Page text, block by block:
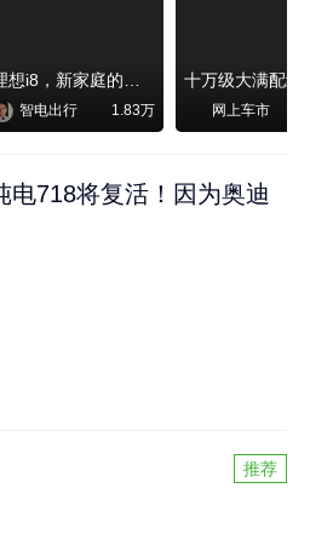
智电出行 1.83万 网上车市
电718将复活！因为奥迪
推荐